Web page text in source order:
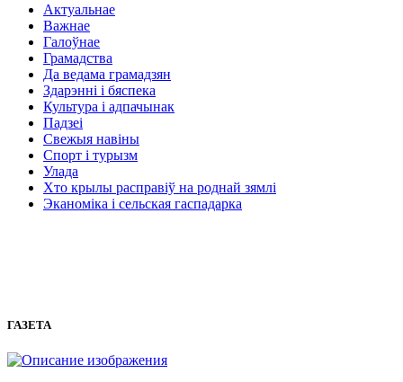
Актуальнае
Важнае
Галоўнае
Грамадства
Да ведама грамадзян
Здарэнні і бяспека
Культура і адпачынак
Падзеі
Свежыя навіны
Спорт і турызм
Улада
Хто крылы расправіў на роднай зямлі
Эканоміка і сельская гаспадарка
ГАЗЕТА